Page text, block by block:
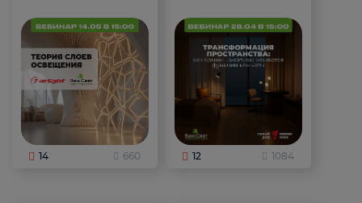
14 660 12 1084